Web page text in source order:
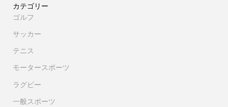
カテゴリー
ゴルフ
サッカー
テニス
モータースポーツ
ラグビー
一般スポーツ